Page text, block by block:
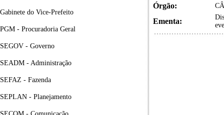
Gabinete do Vice-Prefeito
PGM - Procuradoria Geral
SEGOV - Governo
SEADM - Administração
SEFAZ - Fazenda
SEPLAN - Planejamento
Órgão:
Ementa: